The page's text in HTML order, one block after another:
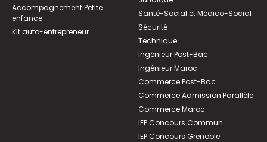
Accompagnement Petite
enfance
Kit auto-entrepreneur
Santé-Social et Médico-Social
Sécurité
Technique
Ingénieur Post-Bac
Ingénieur Maroc
Commerce Post-Bac
Commerce Admission Parallèle
Commerce Maroc
IEP Concours Commun
IEP Concours Grenoble